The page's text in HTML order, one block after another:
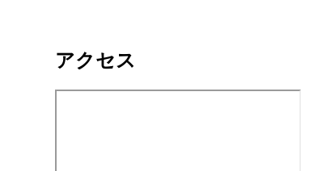
アクセス